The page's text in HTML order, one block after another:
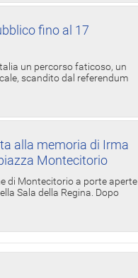
fino al 17
un percorso faticoso, un
scandito dal referendum
alla memoria di Irma
Montecitorio
di Montecitorio a porte aperte
Sala della Regina. Dopo